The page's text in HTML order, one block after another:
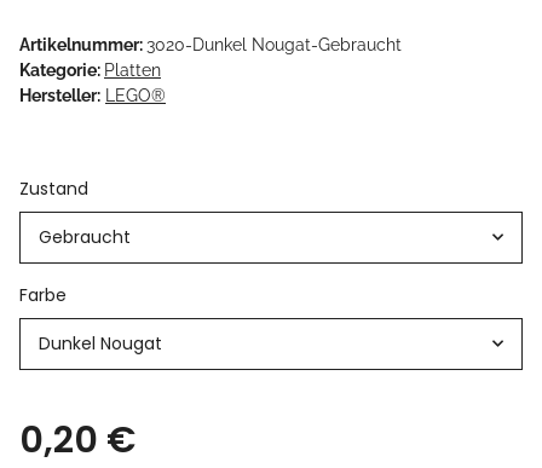
Artikelnummer:3020-Dunkel Nougat-Gebraucht
Kategorie: Platten
Hersteller: LEGO®
Zustand
Gebraucht
Farbe
Dunkel Nougat
0,20 €